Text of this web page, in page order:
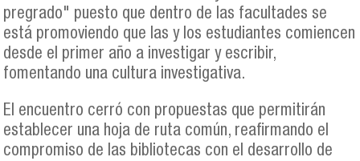
pregrado" puesto que dentro de las facultades se
está promoviendo que las y los estudiantes comiencen
desde el primer año a investigar y escribir,
fomentando una cultura investigativa.
El encuentro cerró con propuestas que permitirán
establecer una hoja de ruta común, reafirmando el
compromiso de las bibliotecas con el desarrollo de